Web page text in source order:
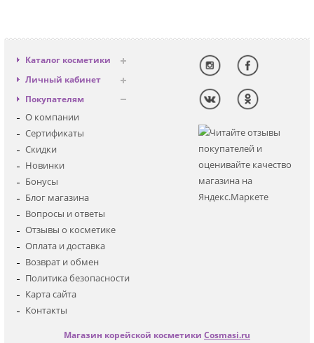
Каталог косметики
Антивозрастная
Декоративная
Для глаз
Для тела
Наборы
Детская
Личный кабинет
Вход
Регистрация
Покупателям
О компании
Сертификаты
Скидки
Новинки
Бонусы
Блог магазина
Вопросы и ответы
Отзывы о косметике
Оплата и доставка
Возврат и обмен
Политика безопасности
Карта сайта
Контакты
Магазин корейской косметики Cosmasi.ru